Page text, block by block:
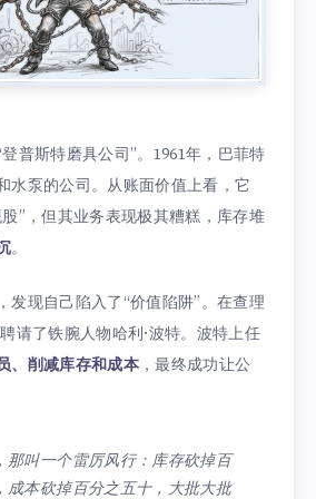
普斯特磨具公司”。1961年，巴菲特
水泵的公司。从账面价值上看，它
”，但其业务表现极其糟糕，库存堆
。
发现自己陷入了“价值陷阱”。在查理
请了铁腕人物哈利·波特。波特上任
、削减库存和成本，最终成功让公
那叫一个雷厉风行：库存砍掉百
成本砍掉百分之五十，大批大批